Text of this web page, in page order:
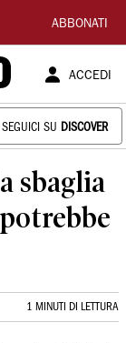
ABBONATI
ACCEDI
SEGUICI SU DISCOVER
sbaglia
1 MINUTI DI LETTURA